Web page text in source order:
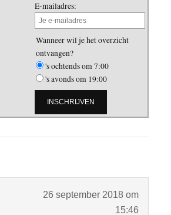
E-mailadres:
Wanneer wil je het overzicht
ontvangen?
's ochtends om 7:00
's avonds om 19:00
26 september 2018 om
15:46